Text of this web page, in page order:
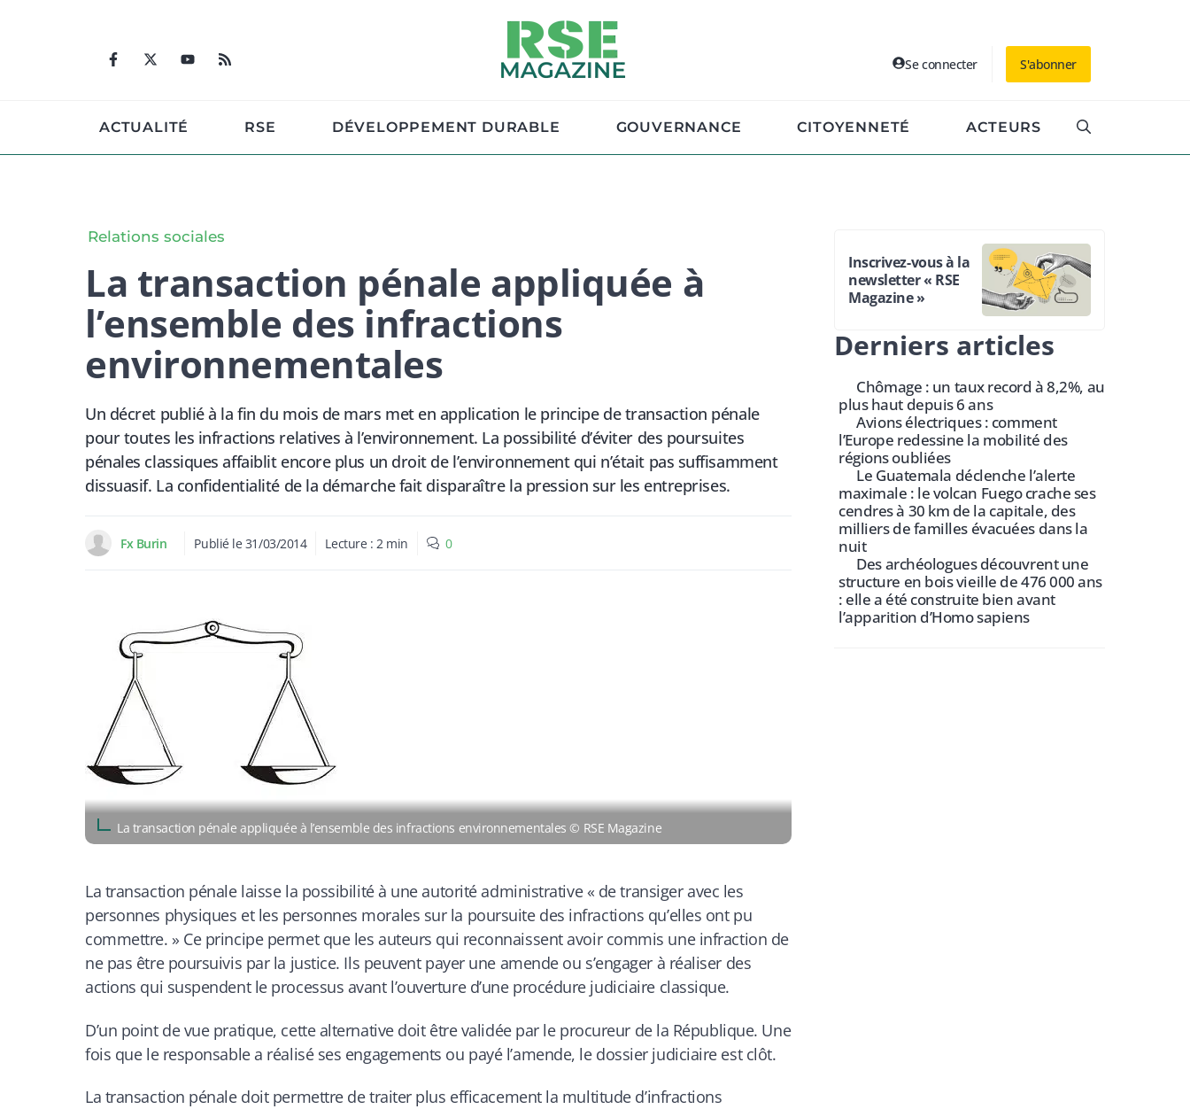
Se connecter S'abonner
ACTUALITÉ RSE DÉVELOPPEMENT DURABLE GOUVERNANCE CITOYENNETÉ ACTEURS
Relations sociales
La transaction pénale appliquée à
l’ensemble des infractions
environnementales
Un décret publié à la fin du mois de mars met en application le principe de transaction pénale
pour toutes les infractions relatives à l’environnement. La possibilité d’éviter des poursuites
pénales classiques affaiblit encore plus un droit de l’environnement qui n’était pas suffisamment
dissuasif. La confidentialité de la démarche fait disparaître la pression sur les entreprises.
Fx Burin Publié le31/03/2014 Lecture : 2 min 0
La transaction pénale appliquée à l’ensemble des infractions environnementales © RSE Magazine
La transaction pénale laisse la possibilité à une autorité administrative « de transiger avec les
personnes physiques et les personnes morales sur la poursuite des infractions qu’elles ont pu
commettre. » Ce principe permet que les auteurs qui reconnaissent avoir commis une infraction de
ne pas être poursuivis par la justice. Ils peuvent payer une amende ou s’engager à réaliser des
actions qui suspendent le processus avant l’ouverture d’une procédure judiciaire classique.
D’un point de vue pratique, cette alternative doit être validée par le procureur de la République. Une
fois que le responsable a réalisé ses engagements ou payé l’amende, le dossier judiciaire est clôt.
La transaction pénale doit permettre de traiter plus efficacement la multitude d’infractions
Inscrivez-vous à la
newsletter « RSE
Magazine »
Derniers articles
Chômage : un taux record à 8,2%, au
plus haut depuis 6 ans
Avions électriques : comment
l’Europe redessine la mobilité des
régions oubliées
Le Guatemala déclenche l’alerte
maximale : le volcan Fuego crache ses
cendres à 30 km de la capitale, des
milliers de familles évacuées dans la
nuit
Des archéologues découvrent une
structure en bois vieille de 476 000 ans
: elle a été construite bien avant
l’apparition d’Homo sapiens